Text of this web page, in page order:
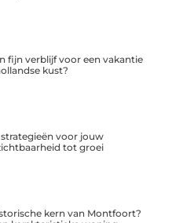
fijn verblijf voor een vakantie
kust?
strategieën voor jouw
tot groei
kern van Montfoort?